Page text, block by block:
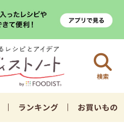
検索
ランキング お買いもの